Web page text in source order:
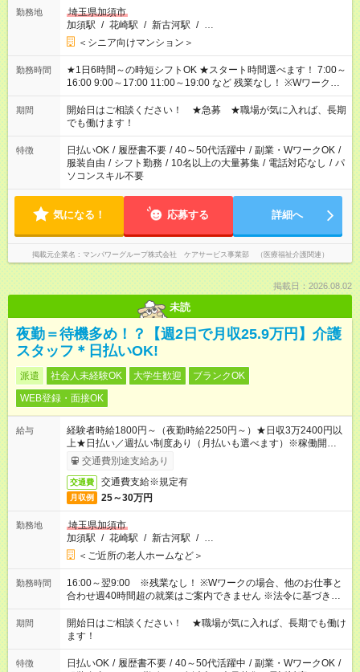
勤務地
埼玉県加須市
加須駅 / 花崎駅 / 新古河駅 / …
＜シニア向けマンション＞
勤務時間
★1日6時間～の時短シフトOK ★スタート時間選べます！ 7:00～
16:00 9:00～17:00 11:00～19:00 など 残業なし！ ※Wワークの
場合、他のお仕事と合わせ週40時間超の就業はご案内できませ
ん ※法令に基づき、週20時間以上勤務は社会保険への加入対象
となります ※労働者派遣法（日雇い派遣の原則禁止）により、
短時間・短期間の就業はご案内が難しい場合があります
期間
開始日はご相談ください！ ★急募 ★職場が気に入れば、長期
でも働けます！
特徴 日払いOK / 履歴書不要 / 40～50代活躍中 / 副業・WワークOK /
服装自由 / シフト勤務 / 10名以上の大量募集 / 電話対応なし / パ
ソコンスキル不要
気になる！ 応募する 詳細へ
掲載元企業名 マンパワーグループ株式会社 ケアサービス事業部 （医療福祉介護関連）
掲載日：2026.08.02
未読
夜勤＝待機多め！？【週2日で月収25.9万円】介護
スタッフ＊日払いOK!
派遣 社会人未経験OK 大学生歓迎
ブランクOK
WEB登録・面接OK
給与
経験者時給1800円～（夜勤時給2250円～）★日収3万2400円以
上★日払い／週払い制度あり（月払いも選べます）※稼働開始時
は手続き完了次第のお支払いとなります。
交通費別途支給あり
交通費 交通費支給※規定有
月収例 25～30万円
勤務地
埼玉県加須市
加須駅 / 花崎駅 / 新古河駅 / …
＜ご近所の老人ホームなど＞
勤務時間
16:00～翌9:00 ※残業なし！ ※Wワークの場合、他のお仕事と
合わせ週40時間超の就業はご案内できません ※法令に基づき、
週20時間以上勤務は社会保険への加入対象となります ※労働者
派遣法（日雇い派遣の原則禁止）により、短時間・短期間の就
業はご案内が難しい場合があります
期間
開始日はご相談ください！ ★職場が気に入れば、長期でも働け
ます！
特徴 日払いOK / 履歴書不要 / 40～50代活躍中 / 副業・WワークOK /